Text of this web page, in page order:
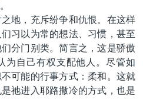
地，充斥纷争和仇恨。在这样
习以为常的想法、 习惯 ，甚至
分门别类。简言之 ，这是骄傲
为 自己有权支配他人。尽管如
可能的行事方式：柔和 。这就
祂进入耶路撒冷的方式，也是